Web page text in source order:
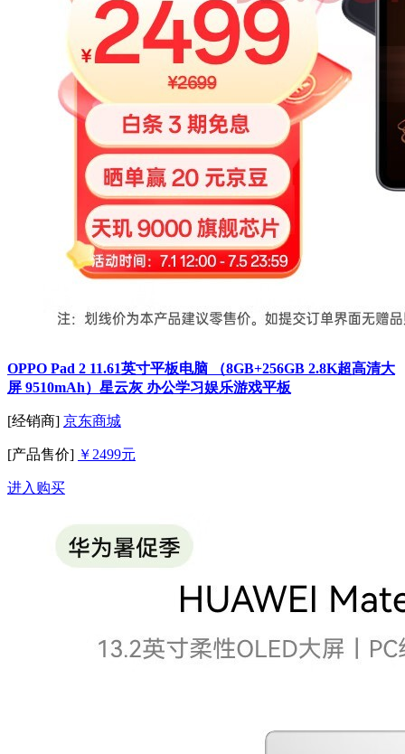
OPPO Pad 2 11.61英寸平板电脑 （8GB+256GB 2.8K超高清大
屏 9510mAh）星云灰 办公学习娱乐游戏平板
[经销商] 京东商城
[产品售价] ￥2499元
进入购买